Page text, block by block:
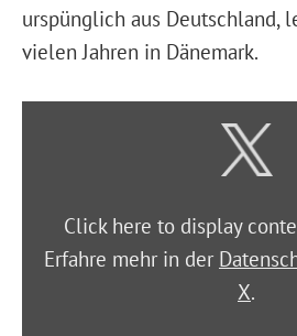
urspünglich aus Deutschland,
vielen Jahren in Dänemark.
Click here to display
Erfahre mehr in der
X.